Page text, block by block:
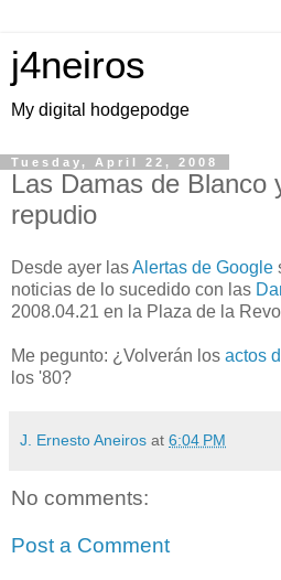
j4neiros
My digital hodgepodge
Tuesday, April 22, 2008
Las Damas de Blanco
repudio
Desde ayer lasAlertas de Google
noticias de lo sucedido con las
2008.04.21 en la Plaza de la
Me pegunto: ¿Volverán los actos
los '80?
J. Ernesto Aneiros at 6:04 PM
No comments:
Post a Comment